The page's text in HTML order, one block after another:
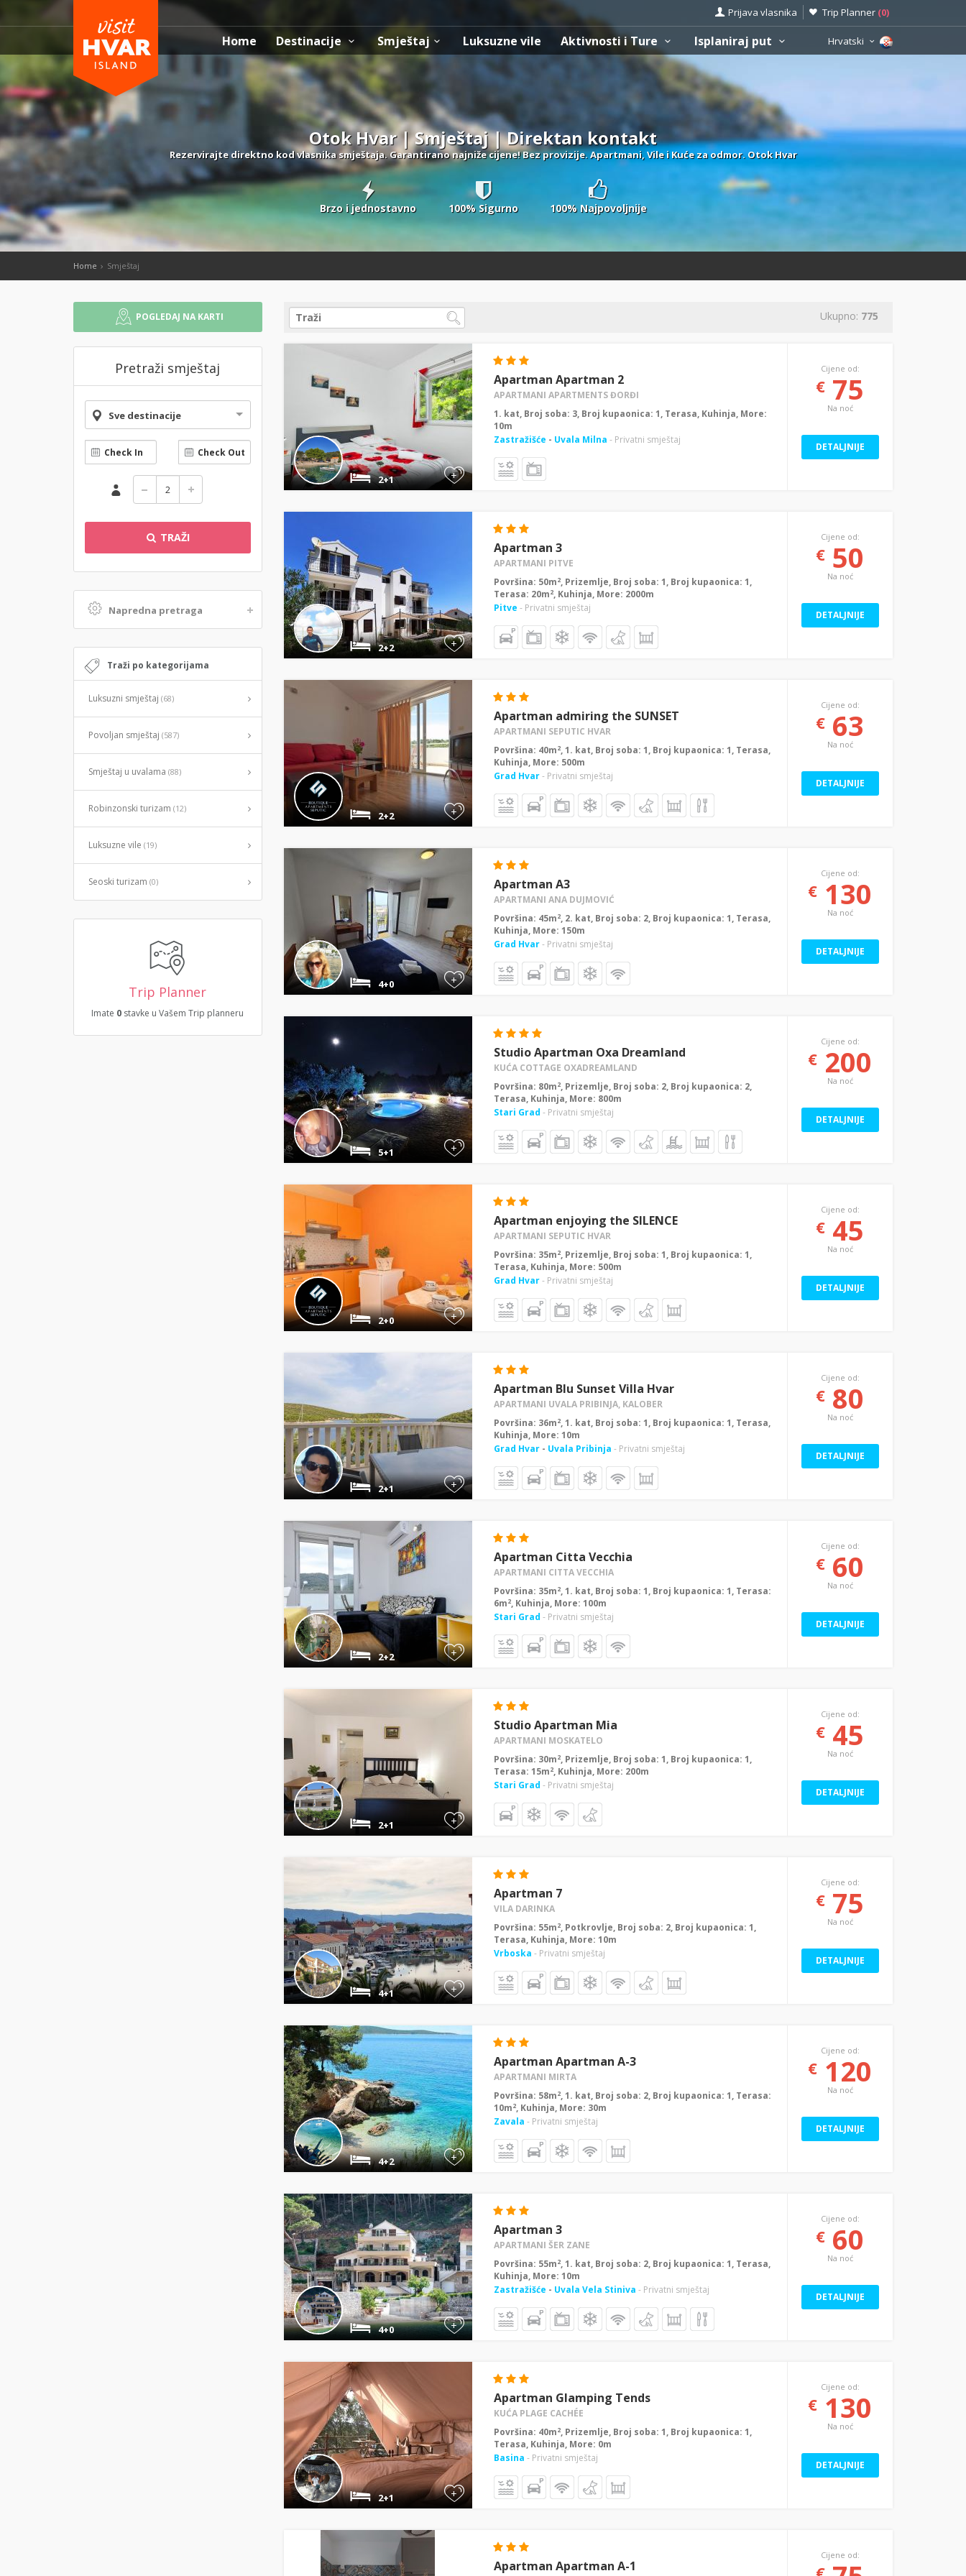
Prijava vlasnika Trip Planner (0)
Home Destinacije Smještaj Luksuzne vile Aktivnosti i Ture Isplaniraj put Hrvatski
Otok Hvar | Smještaj | Direktan kontakt
Rezervirajte direktno kod vlasnika smještaja. Garantirano najniže cijene! Bez provizije. Apartmani, Vile i Kuće za odmor. Otok Hvar
Brzo i jednostavno 100% Sigurno 100% Najpovoljnije
Home Smještaj
POGLEDAJ NA KARTI
Pretraži smještaj
Sve destinacije
TRAŽI
Napredna pretraga
Traži po kategorijama
Luksuzni smještaj (68)
Povoljan smještaj (587)
Smještaj u uvalama (88)
Robinzonski turizam (12)
Luksuzne vile (19)
Seoski turizam (0)
Trip Planner
Imate 0 stavke u Vašem Trip planneru
Ukupno: 775
+
2+1
Apartman Apartman 2
APARTMANI APARTMENTS ĐORĐI
1. kat, Broj soba: 3, Broj kupaonica: 1, Terasa, Kuhinja, More:
10m
Zastražišće - Uvala Milna - Privatni smještaj
Cijene od:
€ 75
Na noć
DETALJNIJE
+
2+2
Apartman 3
APARTMANI PITVE
Površina: 50m2, Prizemlje, Broj soba: 1, Broj kupaonica: 1,
Terasa: 20m2, Kuhinja, More: 2000m
Pitve - Privatni smještaj
Cijene od:
€ 50
Na noć
DETALJNIJE
+
2+2
Apartman admiring the SUNSET
APARTMANI SEPUTIC HVAR
Površina: 40m2, 1. kat, Broj soba: 1, Broj kupaonica: 1, Terasa,
Kuhinja, More: 500m
Grad Hvar- Privatni smještaj
Cijene od:
€ 63
Na noć
DETALJNIJE
+
4+0
Apartman A3
APARTMANI ANA DUJMOVIĆ
Površina: 45m2, 2. kat, Broj soba: 2, Broj kupaonica: 1, Terasa,
Kuhinja, More: 150m
Grad Hvar- Privatni smještaj
Cijene od:
€ 130
Na noć
DETALJNIJE
+
5+1
Studio Apartman Oxa Dreamland
KUĆA COTTAGE OXADREAMLAND
Površina: 80m2, Prizemlje, Broj soba: 2, Broj kupaonica: 2,
Terasa, Kuhinja, More: 800m
Stari Grad - Privatni smještaj
Cijene od:
€ 200
Na noć
DETALJNIJE
+
2+0
Apartman enjoying the SILENCE
APARTMANI SEPUTIC HVAR
Površina: 35m2, Prizemlje, Broj soba: 1, Broj kupaonica: 1,
Terasa, Kuhinja, More: 500m
Grad Hvar- Privatni smještaj
Cijene od:
€ 45
Na noć
DETALJNIJE
+
2+1
Apartman Blu Sunset Villa Hvar
APARTMANI UVALA PRIBINJA, KALOBER
Površina: 36m2, 1. kat, Broj soba: 1, Broj kupaonica: 1, Terasa,
Kuhinja, More: 10m
Grad Hvar - Uvala Pribinja - Privatni smještaj
Cijene od:
€ 80
Na noć
DETALJNIJE
+
2+2
Apartman Citta Vecchia
APARTMANI CITTA VECCHIA
Površina: 35m2, 1. kat, Broj soba: 1, Broj kupaonica: 1, Terasa:
6m2, Kuhinja, More: 100m
Stari Grad - Privatni smještaj
Cijene od:
€ 60
Na noć
DETALJNIJE
+
2+1
Studio Apartman Mia
APARTMANI MOSKATELO
Površina: 30m2, Prizemlje, Broj soba: 1, Broj kupaonica: 1,
Terasa: 15m2, Kuhinja, More: 200m
Stari Grad - Privatni smještaj
Cijene od:
€ 45
Na noć
DETALJNIJE
+
4+1
Apartman 7
VILA DARINKA
Površina: 55m2, Potkrovlje, Broj soba: 2, Broj kupaonica: 1,
Terasa, Kuhinja, More: 10m
Vrboska - Privatni smještaj
Cijene od:
€ 75
Na noć
DETALJNIJE
+
4+2
Apartman Apartman A-3
APARTMANI MIRTA
Površina: 58m2, 1. kat, Broj soba: 2, Broj kupaonica: 1, Terasa:
10m2, Kuhinja, More: 30m
Zavala - Privatni smještaj
Cijene od:
€ 120
Na noć
DETALJNIJE
+
4+0
Apartman 3
APARTMANI ŠER ZANE
Površina: 55m2, 1. kat, Broj soba: 2, Broj kupaonica: 1, Terasa,
Kuhinja, More: 10m
Zastražišće - Uvala Vela Stiniva - Privatni smještaj
Cijene od:
€ 60
Na noć
DETALJNIJE
+
2+1
Apartman Glamping Tends
KUĆA PLAGE CACHÉE
Površina: 40m2, Prizemlje, Broj soba: 1, Broj kupaonica: 1,
Terasa, Kuhinja, More: 0m
Basina - Privatni smještaj
Cijene od:
€ 130
Na noć
DETALJNIJE
Apartman Apartman A-1
Cijene od: